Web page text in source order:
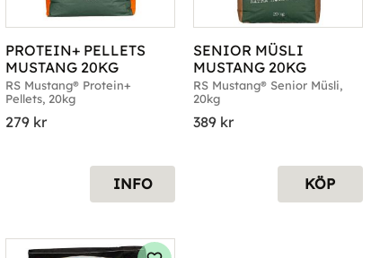
PROTEIN+ PELLETS
MUSTANG 20KG
RS Mustang® Protein+
Pellets, 20kg
279 kr
INFO
SENIOR MÜSLI
MUSTANG 20KG
RS Mustang® Senior Müsli,
20kg
389kr
KÖP